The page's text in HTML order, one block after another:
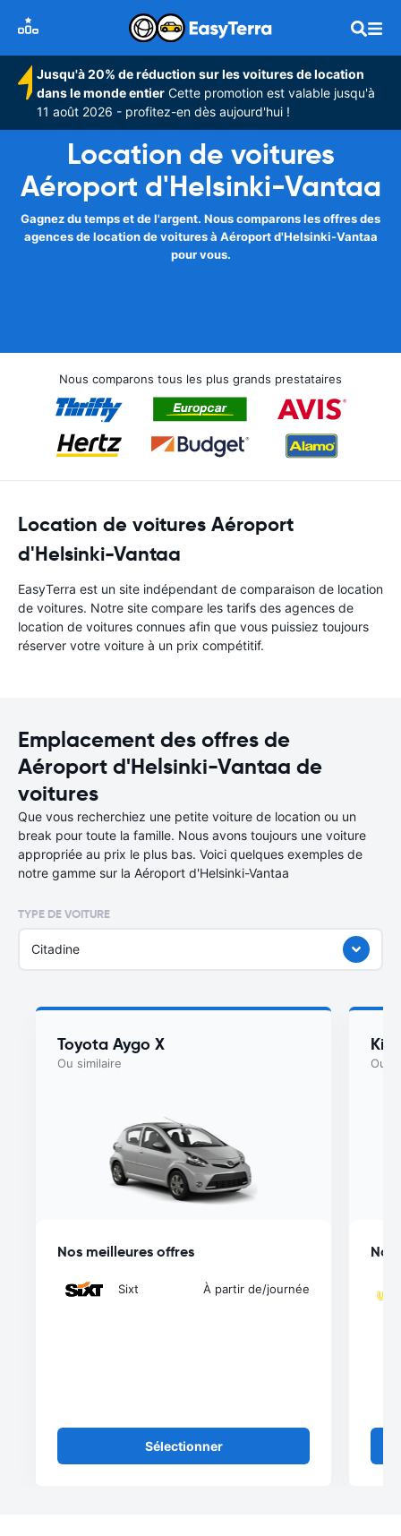
Jusqu'à 20% de réduction sur les voitures de location
dans le monde entier Cette promotion est valable jusqu'à
11 août 2026 - profitez-en dès aujourd'hui !
Location de voitures
Aéroport d'Helsinki-Vantaa
Gagnez du temps et de l'argent. Nous comparons les offres des
agences de location de voitures à Aéroport d'Helsinki-Vantaa
pour vous.
Nous comparons tous les plus grands prestataires
Location de voitures Aéroport
d'Helsinki-Vantaa
EasyTerra est un site indépendant de comparaison de location
de voitures. Notre site compare les tarifs des agences de
location de voitures connues afin que vous puissiez toujours
réserver votre voiture à un prix compétitif.
Emplacement des offres de
Aéroport d'Helsinki-Vantaa de
voitures
Que vous recherchiez une petite voiture de location ou un
break pour toute la famille. Nous avons toujours une voiture
appropriée au prix le plus bas. Voici quelques exemples de
notre gamme sur la Aéroport d'Helsinki-Vantaa
TYPE DE VOITURE
Citadine
Toyota Aygo X
Ou similaire
Nos meilleures offres
Sixt À partir de/journée
Sélectionner
Kia
Ou
Nos